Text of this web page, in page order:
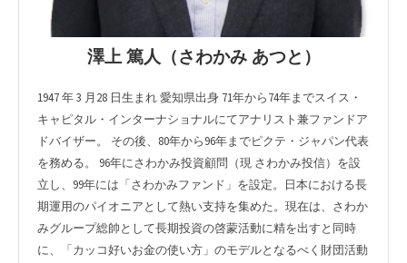
澤上 篤人（さわかみ あつと）
1947 年 3 月28 日生まれ 愛知県出身 71年から74年までスイス・
キャピタル・インターナショナルにてアナリスト兼ファンドア
ドバイザー。 その後、80年から96年までピクテ・ジャパン代表
を務める。 96年にさわかみ投資顧問（現 さわかみ投信）を設
立し、99年には「さわかみファンド」を設定。日本における長
期運用のパイオニアとして熱い支持を集めた。現在は、さわか
みグループ総帥として長期投資の啓蒙活動に精を出すと同時
に、「カッコ好いお金の使い方」のモデルとなるべく財団活動